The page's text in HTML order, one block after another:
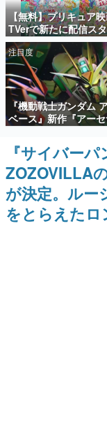
アプリセール情報
インタビュー
連載・
殿堂
SNS拡
ど。多
事をま
ゲー
名作
聞き
きます。
赫本
この物
【無料】プリキュア
TVerで新たに配信ス
んと2018年～2024年
すべてが見放題に、
ありえないラインナ
注目度
『機動戦士ガンダム
ベース』新作『アー
ンダー』発表！8月28
ープンベータテスト開
年2月下旬に稼働予定
『サイバー
ZOZOVILLA
が決定。ルー
をとらえた